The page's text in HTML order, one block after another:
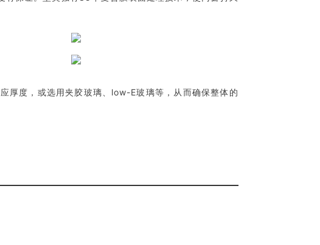
厚度，或选用夹胶玻璃、low-E玻璃等，从而确保整体的